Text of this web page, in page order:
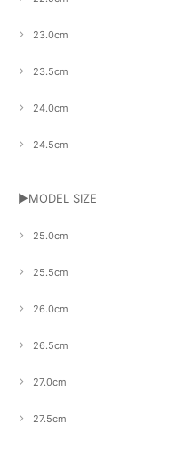
23.0cm
23.5cm
24.0cm
24.5cm
▶MODEL SIZE
25.0cm
25.5cm
26.0cm
26.5cm
27.0cm
27.5cm